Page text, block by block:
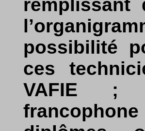
remplissant
possibilité
ces
VAFIE ;